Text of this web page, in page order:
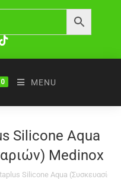
0 MENU
Silicone Aqua
Medinox
Silicone Aqua (Συσκευασία